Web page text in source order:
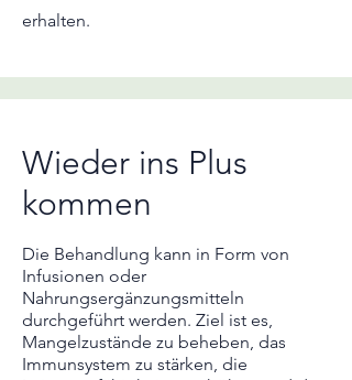
erhalten.
Wieder ins Plus
kommen
Die Behandlung kann in Form von
Infusionen oder
Nahrungsergänzungsmitteln
durchgeführt werden. Ziel ist es,
Mangelzustände zu beheben, das
Immunsystem zu stärken, die